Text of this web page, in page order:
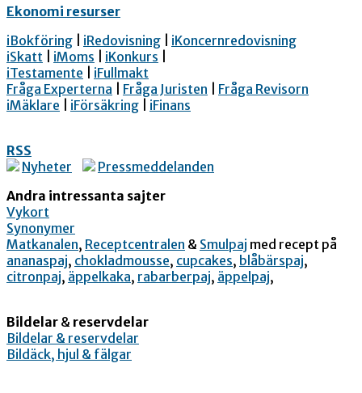
Ekonomi resurser
iBokföring
iRedovisning
iKoncernredovisning
iSkatt
iMoms iKonkurs
iTestamente
iFullmakt
Fråga Experterna
Fråga Juristen
Fråga Revisorn
iMäklare
iFörsäkring iFinans
RSS
Nyheter
Pressmeddelanden
Andra intressanta sajter
Vykort
Synonymer
Matkanalen, Receptcentralen & Smulpaj med recept på
ananaspaj, chokladmousse, cupcakes, blåbärspaj,
citronpaj, äppelkaka, rabarberpaj, äppelpaj,
Bildelar & reservdelar
Bildelar & reservdelar
Bildäck, hjul & fälgar